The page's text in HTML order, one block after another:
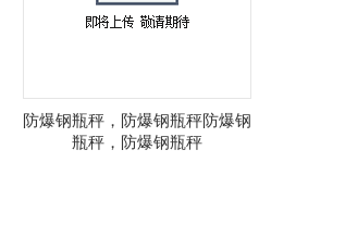
防爆钢瓶秤，防爆钢瓶秤防爆钢
瓶秤，防爆钢瓶秤